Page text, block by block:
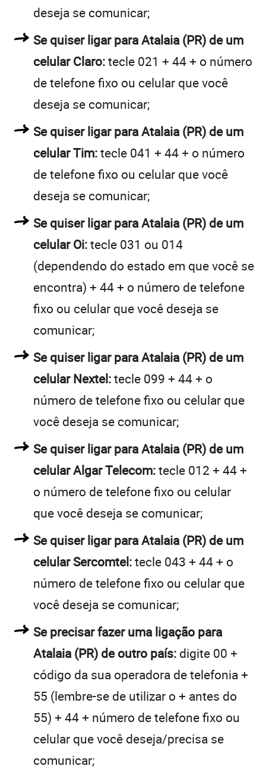
deseja se comunicar;
Se quiser ligar para Atalaia (PR) de um
celular Claro:tecle 021 + 44 + o número
de telefone fixo ou celular que você
deseja se comunicar;
Se quiser ligar para Atalaia (PR) de um
celular Tim:tecle 041 + 44 + o número
de telefone fixo ou celular que você
deseja se comunicar;
Se quiser ligar para Atalaia (PR) de um
celular Oi:tecle 031 ou 014
(dependendo do estado em que você se
encontra) + 44 + o número de telefone
fixo ou celular que você deseja se
comunicar;
Se quiser ligar para Atalaia (PR) de um
celular Nextel:tecle 099 + 44 + o
número de telefone fixo ou celular que
você deseja se comunicar;
Se quiser ligar para Atalaia (PR) de um
celular Algar Telecom:tecle 012 + 44 +
o número de telefone fixo ou celular
que você deseja se comunicar;
Se quiser ligar para Atalaia (PR) de um
celular Sercomtel:tecle 043 + 44 + o
número de telefone fixo ou celular que
você deseja se comunicar;
Se precisar fazer uma ligação para
Atalaia (PR) de outro país: digite 00 +
código da sua operadora de telefonia +
55 (lembre-se de utilizar o + antes do
55) + 44 + número de telefone fixo ou
celular que você deseja/precisa se
comunicar;